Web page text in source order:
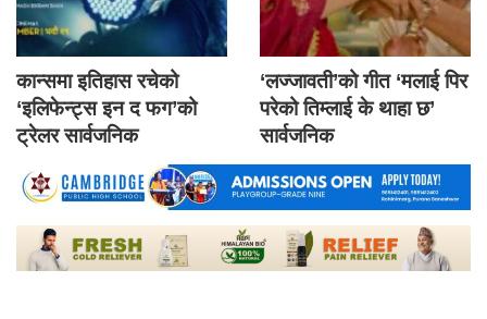
कान्समा इतिहास रचेको
‘इलिफेन्ट्स इन द फग’को
ट्रेलर सार्वजनिक
‘लज्जावती’को गीत ‘मलाई पिर
परेको तिम्लाई के थाहा छ’
सार्वजनिक